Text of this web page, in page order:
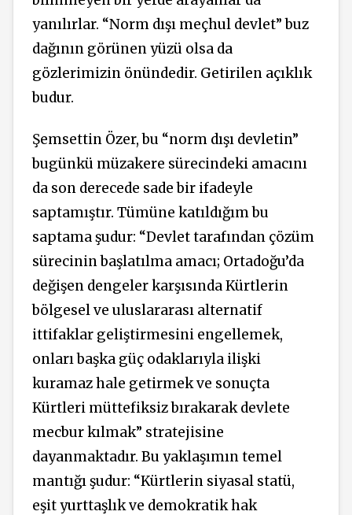
yanılırlar. “Norm dışı meçhul devlet” buz
dağının görünen yüzü olsa da
gözlerimizin önündedir. Getirilen açıklık
budur.
Şemsettin Özer, bu “norm dışı devletin”
bugünkü müzakere sürecindeki amacını
da son derecede sade bir ifadeyle
saptamıştır. Tümüne katıldığım bu
saptama şudur: “Devlet tarafından çözüm
sürecinin başlatılma amacı; Ortadoğu’da
değişen dengeler karşısında Kürtlerin
bölgesel ve uluslararası alternatif
ittifaklar geliştirmesini engellemek,
onları başka güç odaklarıyla ilişki
kuramaz hale getirmek ve sonuçta
Kürtleri müttefiksiz bırakarak devlete
mecbur kılmak” stratejisine
dayanmaktadır. Bu yaklaşımın temel
mantığı şudur: “Kürtlerin siyasal statü,
eşit yurttaşlık ve demokratik hak